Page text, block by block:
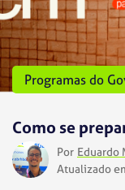
Programas do
Como se
Por Eduardo
Atualizado